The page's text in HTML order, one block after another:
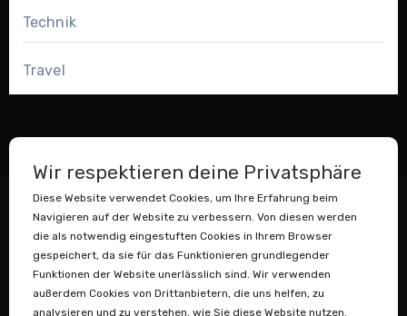
Technik
Travel
Wir respektieren deine Privatsphäre
Diese Website verwendet Cookies, um Ihre Erfahrung beim
Navigieren auf der Website zu verbessern. Von diesen werden
die als notwendig eingestuften Cookies in Ihrem Browser
gespeichert, da sie für das Funktionieren grundlegender
Funktionen der Website unerlässlich sind. Wir verwenden
außerdem Cookies von Drittanbietern, die uns helfen, zu
analysieren und zu verstehen, wie Sie diese Website nutzen.